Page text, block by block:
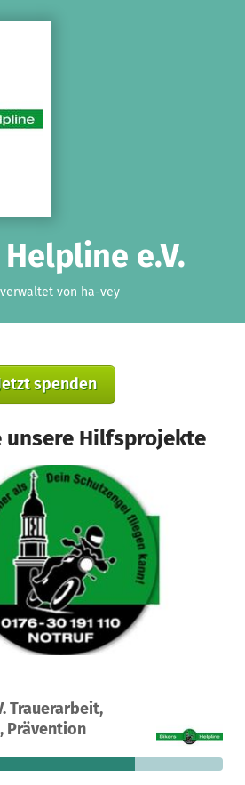
e.V.
von ha-vey
spenden
unsere Hilfsprojekte
Trauerarbeit,
Prävention
Deutschland
75 %
fehlen noch